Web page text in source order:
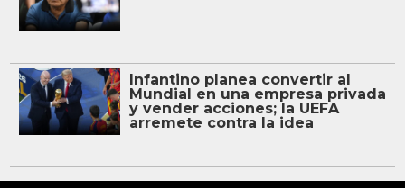
Infantino planea convertir al
Mundial en una empresa privada
y vender acciones; la UEFA
arremete contra la idea